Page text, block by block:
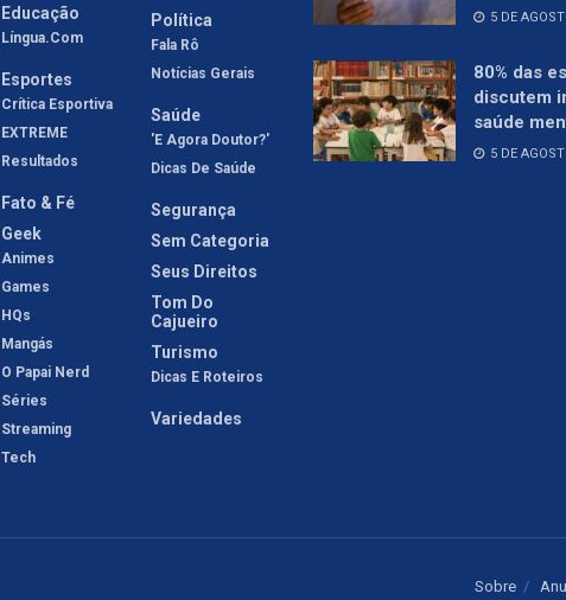
Educação
Língua.com
Esportes
Crítica Esportiva
EXTREME
Resultados
Fato & Fé
Geek
Animes
Games
HQs
Mangás
O Papai Nerd
Séries
Streaming
Tech
Política
Fala Rô
Notícias Gerais
Saúde
'E Agora Doutor?'
Dicas De Saúde
Segurança
Sem Categoria
Seus Direitos
Tom Do
Cajueiro
Turismo
Dicas E Roteiros
Variedades
5 DE
80% das
discutem
saúde
5 DE
Sobre